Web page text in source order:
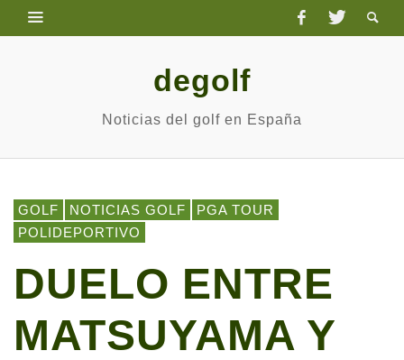
degolf
Noticias del golf en España
GOLF NOTICIAS GOLF
PGA TOUR
POLIDEPORTIVO
DUELO ENTRE
MATSUYAMA Y